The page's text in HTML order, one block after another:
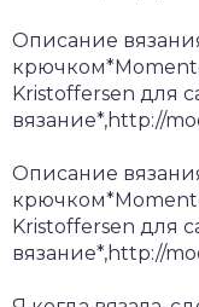
Описание
Kristoffersen для
вязание*,http://
Описание
Kristoffersen для
вязание*,http://